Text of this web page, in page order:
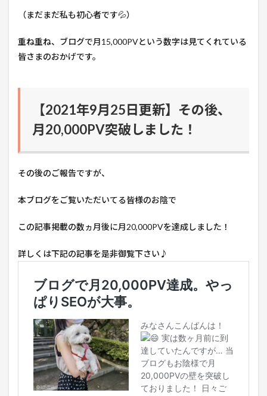
（まだまだ私も初心者です💦）
重ね重ね、ブログで月15,000PVという数字は見てくれている
皆さまのおかげです。
【2021年9月25日更新】その後、
月20,000PV突破しました！
その後のご報告ですが、
本ブログをご覧いただいてる皆様のお陰で
この記事掲載の数ヵ月後に月20,000PVを達成しました！
詳しくは下記の記事を是非御覧下さい♪